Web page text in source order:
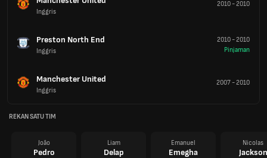
Inggris
2010-2010
Preston North End
Inggris
2010-2010
Pinjaman
Manchester United
Inggris
2007-2010
REKAN SATU TIM
João
Pedro
Liam
Delap
Emanuel
Emegha
Nicolas
Jackson